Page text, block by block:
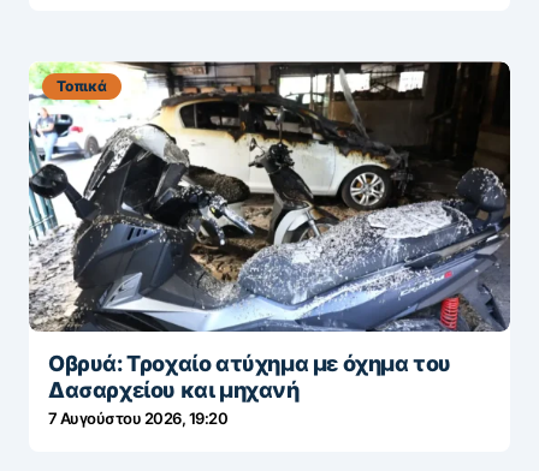
Τοπικά
Οβρυά: Τροχαίο ατύχημα με όχημα του
Δασαρχείου και μηχανή
7 Αυγούστου 2026, 19:20